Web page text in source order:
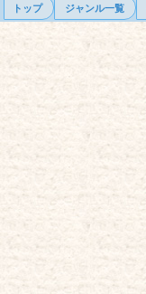
トップ ジャンル一覧